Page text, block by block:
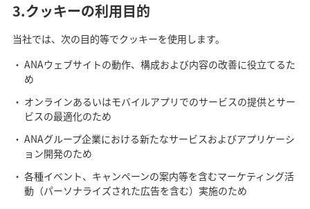
3.クッキーの利用目的
当社では、次の目的等でクッキーを使用します。
ANAウェブサイトの動作、構成および内容の改善に役立てるた
め
オンラインあるいはモバイルアプリでのサービスの提供とサー
ビスの最適化のため
ANAグループ企業における新たなサービスおよびアプリケーシ
ョン開発のため
各種イベント、キャンペーンの案内等を含むマーケティング活
動（パーソナライズされた広告を含む）実施のため